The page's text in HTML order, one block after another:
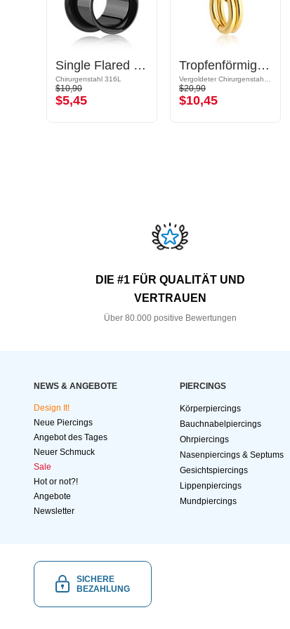
Single Flared tunnel (Chirurgenstahl, schwarz, glänzend) mit O-Ring
Chirurgenstahl 316L
$10,90
$5,45
Tropfenförmiger Double Flared Tunnel (Stahl, gold, glänzend)
$20,90
$10,45
DIE #1 FÜR QUALITÄT UND
VERTRAUEN
Über 80.000 positive Bewertungen
NEWS & ANGEBOTE
Design It!
Neue Piercings
Angebot des Tages
Neuer Schmuck
Sale
Hot or not?!
Angebote
Newsletter
PIERCINGS
Körperpiercings
Bauchnabelpiercings
Ohrpiercings
Nasenpiercings & Septums
Gesichtspiercings
Lippenpiercings
Mundpiercings
SICHERE
BEZAHLUNG